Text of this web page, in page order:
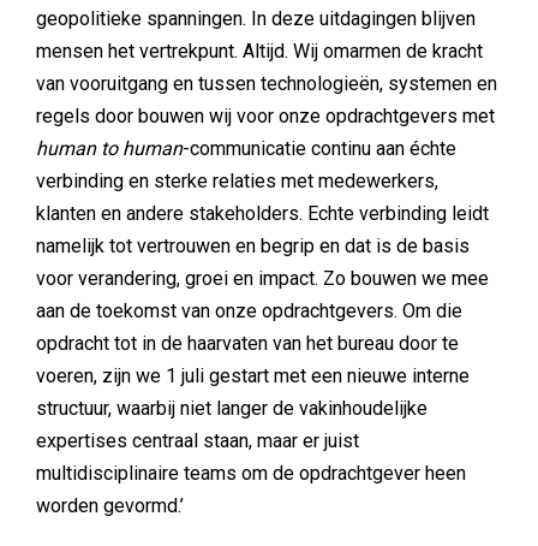
geopolitieke spanningen. In deze uitdagingen blijven
mensen het vertrekpunt. Altijd. Wij omarmen de kracht
van vooruitgang en tussen technologieën, systemen en
regels door bouwen wij voor onze opdrachtgevers met
human to human-communicatie continu aan échte
verbinding en sterke relaties met medewerkers,
klanten en andere stakeholders. Echte verbinding leidt
namelijk tot vertrouwen en begrip en dat is de basis
voor verandering, groei en impact. Zo bouwen we mee
aan de toekomst van onze opdrachtgevers. Om die
opdracht tot in de haarvaten van het bureau door te
voeren, zijn we 1 juli gestart met een nieuwe interne
structuur, waarbij niet langer de vakinhoudelijke
expertises centraal staan, maar er juist
multidisciplinaire teams om de opdrachtgever heen
worden gevormd.’